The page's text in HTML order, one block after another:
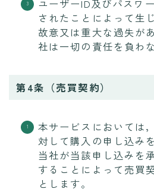
ユーザーID及びパスワ
されたことによって生
故意又は重大な過失が
社は一切の責任を負わ
第4条（売買契約）
本サービスにおいては
対して購入の申し込み
当社が当該申し込みを
することによって売買
とします。